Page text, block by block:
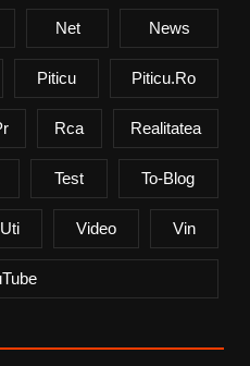
Net News
Piticu Piticu.ro
Rca Realitatea
Test To-Blog
Uti Video Vin